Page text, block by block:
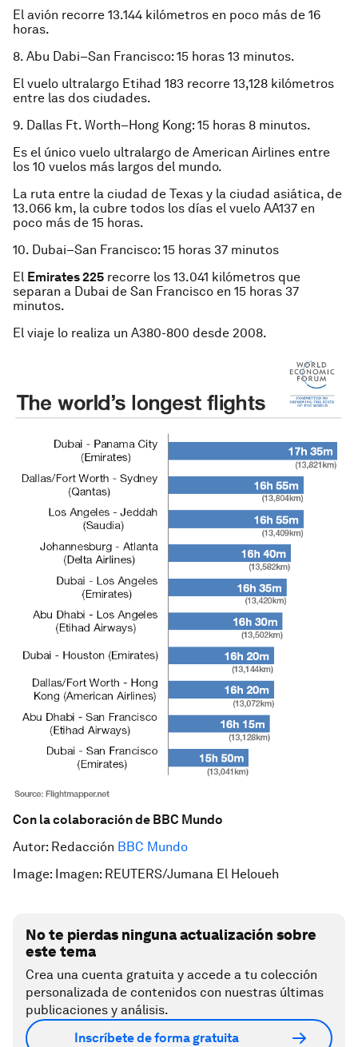
El avión recorre 13.144 kilómetros en poco más de 16
horas.
8. Abu Dabi–San Francisco: 15 horas 13 minutos.
El vuelo ultralargo Etihad 183 recorre 13,128 kilómetros
entre las dos ciudades.
9. Dallas Ft. Worth–Hong Kong: 15 horas 8 minutos.
Es el único vuelo ultralargo de American Airlines entre
los 10 vuelos más largos del mundo.
La ruta entre la ciudad de Texas y la ciudad asiática, de
13.066 km, la cubre todos los días el vuelo AA137 en
poco más de 15 horas.
10. Dubai–San Francisco: 15 horas 37 minutos
El Emirates 225 recorre los 13.041 kilómetros que
separan a Dubai de San Francisco en 15 horas 37
minutos.
El viaje lo realiza un A380-800 desde 2008.
Con la colaboración de BBC Mundo
Autor: Redacción BBC Mundo
Image: Imagen: REUTERS/Jumana El Heloueh
No te pierdas ninguna actualización sobre
este tema
Crea una cuenta gratuita y accede a tu colección
personalizada de contenidos con nuestras últimas
publicaciones y análisis.
Inscríbete de forma gratuita